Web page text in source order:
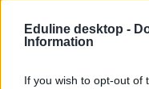
Eduline desktop -
Information
If you wish to opt-out of
Eduline/MTI